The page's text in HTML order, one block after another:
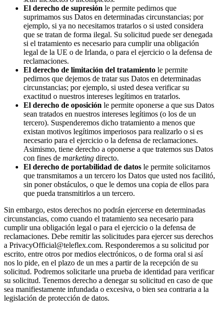
El derecho de supresión le permite pedirnos que
suprimamos sus Datos en determinadas circunstancias; por
ejemplo, si ya no necesitamos tratarlos o si usted considera
que se tratan de forma ilegal. Su solicitud puede ser denegada
si el tratamiento es necesario para cumplir una obligación
legal de la UE o de Irlanda, o para el ejercicio o la defensa de
reclamaciones.
El derecho de limitación del tratamiento le permite
pedirnos que dejemos de tratar sus Datos en determinadas
circunstancias; por ejemplo, si usted desea verificar su
exactitud o nuestros intereses legítimos en tratarlos.
El derecho de oposición le permite oponerse a que sus Datos
sean tratados en nuestros intereses legítimos (o los de un
tercero). Suspenderemos dicho tratamiento a menos que
existan motivos legítimos imperiosos para realizarlo o si es
necesario para el ejercicio o la defensa de reclamaciones.
Asimismo, tiene derecho a oponerse a que tratemos sus Datos
con fines de marketing directo.
El derecho de portabilidad de datos le permite solicitarnos
que transmitamos a un tercero los Datos que usted nos facilitó,
sin poner obstáculos, o que le demos una copia de ellos para
que pueda transmitirlos a un tercero.
Sin embargo, estos derechos no podrán ejercerse en determinadas
circunstancias, como cuando el tratamiento sea necesario para
cumplir una obligación legal o para el ejercicio o la defensa de
reclamaciones. Debe remitir las solicitudes para ejercer sus derechos
a PrivacyOfficial@teleflex.com. Responderemos a su solicitud por
escrito, entre otros por medios electrónicos, o de forma oral si así
nos lo pide, en el plazo de un mes a partir de la recepción de su
solicitud. Podremos solicitarle una prueba de identidad para verificar
su solicitud. Tenemos derecho a denegar su solicitud en caso de que
sea manifiestamente infundada o excesiva, o bien sea contraria a la
legislación de protección de datos.